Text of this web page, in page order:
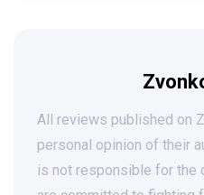
All reviews published on
personal opinion of their
is not responsible for the